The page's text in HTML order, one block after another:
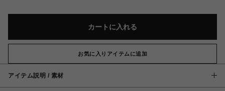
カートに入れる
お気に入りアイテムに追加
アイテム説明 / 素材